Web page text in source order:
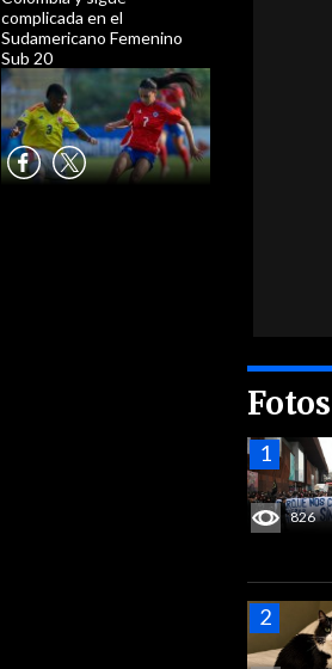
826
complicada en el
Sudamericano Femenino
Sub 20